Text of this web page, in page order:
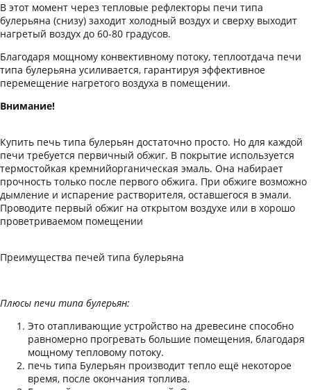
В этот момент через тепловые рефлекторы печи типа
булерьяна (снизу) заходит холодный воздух и сверху выходит
нагретый воздух до 60-80 градусов.
Благодаря мощному конвективному потоку, теплоотдача печи
типа булерьяна усиливается, гарантируя эффективное
перемещение нагретого воздуха в помещении.
Внимание!
Купить печь типа булерьян достаточно просто. Но для каждой
печи требуется первичный обжиг. В покрытие используется
термостойкая кремнийорганическая эмаль. Она набирает
прочность только после первого обжига. При обжиге возможно
дымление и испарение растворителя, оставшегося в эмали.
Проводите первый обжиг на открытом воздухе или в хорошо
проветриваемом помещении
Преимущества печей типа булерьяна
Плюсы печи типа булерьян:
Это отапливающие устройство на древесине способно
равномерно прогревать большие помещения, благодаря
мощному тепловому потоку.
печь типа Булерьян производит тепло ещё некоторое
время, после окончания топлива.